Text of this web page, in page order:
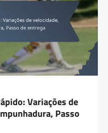
Variações de
Passo